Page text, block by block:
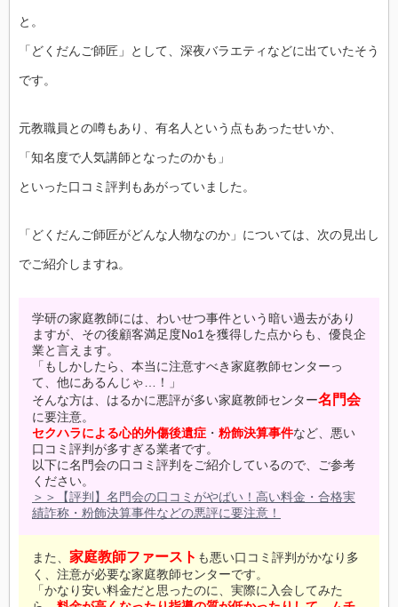
と。
「どくだんご師匠」として、深夜バラエティなどに出ていたそう
です。
元教職員との噂もあり、有名人という点もあったせいか、
「知名度で人気講師となったのかも」
といった口コミ評判もあがっていました。
「どくだんご師匠がどんな人物なのか」については、次の見出し
でご紹介しますね。
学研の家庭教師には、わいせつ事件という暗い過去があり
ますが、その後顧客満足度No1を獲得した点からも、優良企
業と言えます。
「もしかしたら、本当に注意すべき家庭教師センターっ
て、他にあるんじゃ…！」
そんな方は、はるかに悪評が多い家庭教師センター名門会
に要注意。
セクハラによる心的外傷後遺症 ・ 粉飾決算事件など、悪い
口コミ評判が多すぎる業者です。
以下に名門会の口コミ評判をご紹介しているので、ご参考
ください。
＞＞【評判】名門会の口コミがやばい！高い料金・合格実
績詐称・粉飾決算事件などの悪評に要注意！
また、 家庭教師ファースト も悪い口コミ評判がかなり多
く、注意が必要な家庭教師センターです。
「かなり安い料金だと思ったのに、実際に入会してみた